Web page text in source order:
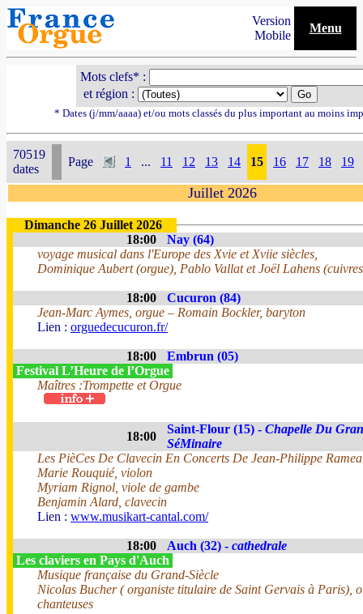
Version
Mobile
Menu
Mots clefs* :
et région :
* Dates (j/mm/aaaa) et/ou mots classés du plus important au moins
70519
dates
Page 1 ... 11 12 13 14 15 16 17 18 19
Juillet 2026
Dimanche 26 Juillet 2026
18:00
Nay (64)
voyage musical dans l'Europe des Xvie et Xviie siècles,
Dominique Aubert (orgue), Pablo Vallat et Joël Lahens
18:00
Cucuron (84)
Jean-Marc Aymes, orgue – Romain Bockler, baryton
Lien : orguedecucuron.fr/
18:00
Embrun (05)
Festival L’Heure de l’Orgue
Maîtres :Trompette et Orgue
18:00
Saint-Flour (15) - Chapelle Du
SéMinaire
Les PièCes De Clavecin En Concerts De Jean-Philippe
Marie Rouquié, violon
Myriam Rignol, viole de gambe
Benjamin Alard, clavecin
Lien : www.musikart-cantal.com/
18:00 Auch (32) - cathedrale
Les claviers en Pays d'Auch
Musique française du Grand-Siècle
Nicolas Bucher ( organiste titulaire de Saint Gervais à Paris),
chanteuses